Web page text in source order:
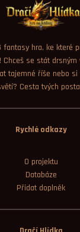
fantasy hra, ke které
se stát drsným
tajemné říše nebo
Cesta tvých
Rychlé odkazy
O projektu
Databáze
Přidat doplněk